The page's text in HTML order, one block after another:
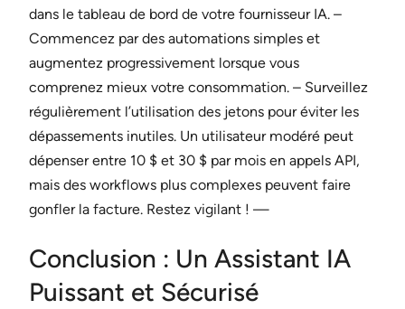
dans le tableau de bord de votre fournisseur IA. –
Commencez par des automations simples et
augmentez progressivement lorsque vous
comprenez mieux votre consommation. – Surveillez
régulièrement l’utilisation des jetons pour éviter les
dépassements inutiles. Un utilisateur modéré peut
dépenser entre 10 $ et 30 $ par mois en appels API,
mais des workflows plus complexes peuvent faire
gonfler la facture. Restez vigilant ! —
Conclusion : Un Assistant IA
Puissant et Sécurisé